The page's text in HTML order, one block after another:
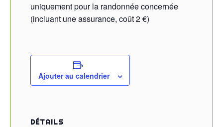
uniquement pour la randonnée concernée
(incluant une assurance, coût 2 €)
Ajouter au calendrier
DÉTAILS